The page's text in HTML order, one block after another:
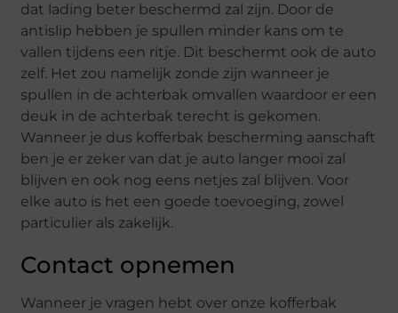
dat lading beter beschermd zal zijn. Door de
antislip hebben je spullen minder kans om te
vallen tijdens een ritje. Dit beschermt ook de auto
zelf. Het zou namelijk zonde zijn wanneer je
spullen in de achterbak omvallen waardoor er een
deuk in de achterbak terecht is gekomen.
Wanneer je dus kofferbak bescherming aanschaft
ben je er zeker van dat je auto langer mooi zal
blijven en ook nog eens netjes zal blijven. Voor
elke auto is het een goede toevoeging, zowel
particulier als zakelijk.
Contact opnemen
Wanneer je vragen hebt over onze kofferbak